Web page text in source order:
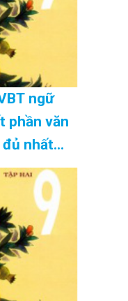
ngữ
phần văn
đủ nhất